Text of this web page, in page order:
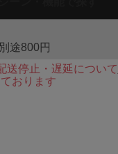
途800円
送停止・遅延について
おります